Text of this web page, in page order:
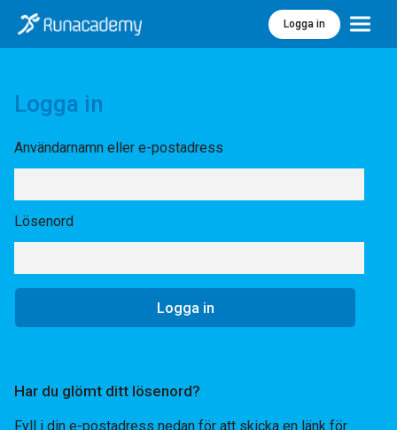
Logga in Meny
Logga in
Användarnamn eller e-postadress
Lösenord
Har du glömt ditt lösenord?
Fyll i din e-postadress nedan för att skicka en länk för